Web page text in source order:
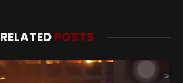
RELATEDPOSTS